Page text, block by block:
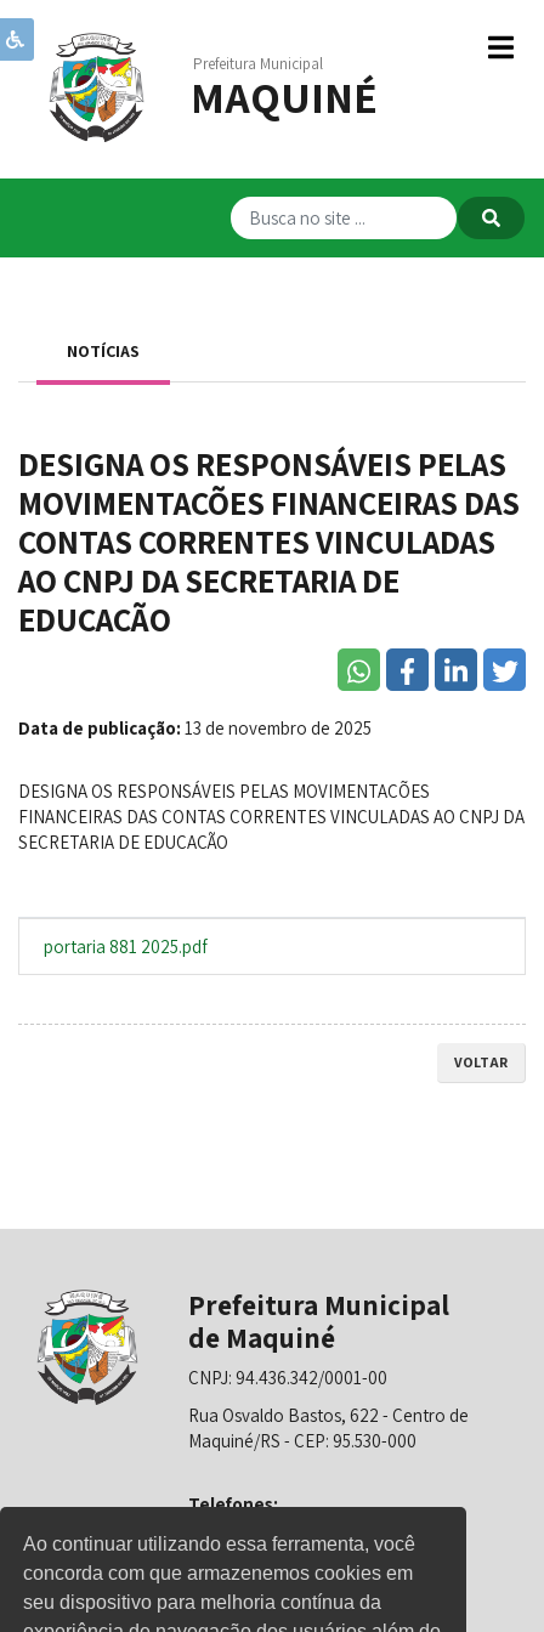
Ao continuar utilizando essa ferramenta, você
concorda com que armazenemos cookies em
seu dispositivo para melhoria contínua da
Prefeitura Municipal
MAQUINÉ
Institucional
Governo
Serviços
Servidores
NOTÍCIAS
DESIGNA OS RESPONSÁVEIS PELAS
MOVIMENTAÇÕES FINANCEIRAS DAS
CONTAS CORRENTES VINCULADAS
AO CNPJ DA SECRETARIA DE
EDUCAÇÃO
Data de publicação: 13 de novembro de 2025
DESIGNA OS RESPONSÁVEIS PELAS MOVIMENTAÇÕES
FINANCEIRAS DAS CONTAS CORRENTES VINCULADAS AO CNPJ DA
SECRETARIA DE EDUCAÇÃO
portaria 881 2025.pdf
VOLTAR
Prefeitura Municipal
de Maquiné
CNPJ: 94.436.342/0001-00
Rua Osvaldo Bastos, 622 - Centro de
Maquiné/RS - CEP: 95.530-000
Telefones:
0800-6281325 (Prefeitura)
0800-6281326 (Educação)
0800-6281139 (Saúde)